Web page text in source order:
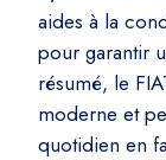
aides à la
pour garantir
résumé, le
moderne et
quotidien en